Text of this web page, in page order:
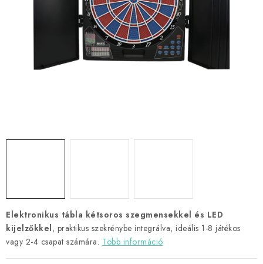
Elektronikus tábla kétsoros szegmensekkel és LED
kijelzőkkel, praktikus szekrénybe integrálva, ideális 1-8 játékos
vagy 2-4 csapat számára. Több információ